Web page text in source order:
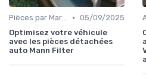
Pièces par Marque de Voiture • 05/09/2025
Optimisez votre véhicule
avec les pièces détachées
auto Mann Filter